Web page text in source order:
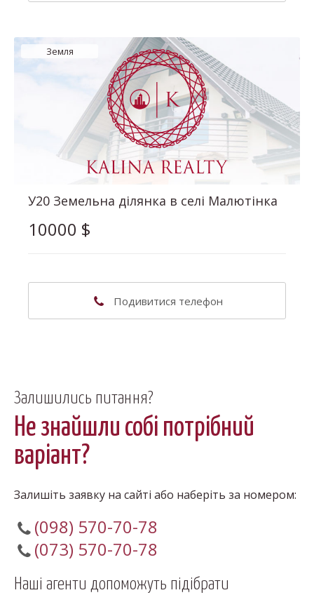
Земля
У20 Земельна ділянка в селі Малютінка
10000 $
(063) 302-41-82
Наталія Володимирівна
Подивитися телефон
Залишились питання?
Не знайшли собі потрібний
варіант?
Залишіть заявку на сайті або наберіть за номером:
(098) 570-70-78
(073) 570-70-78
Наші агенти допоможуть підібрати